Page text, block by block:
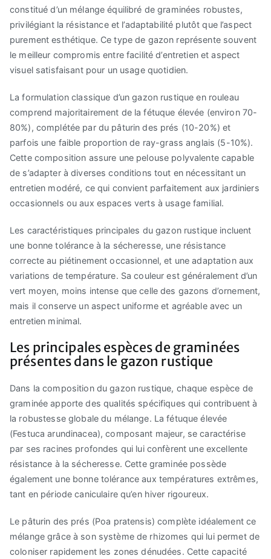
constitué d’un mélange équilibré de graminées robustes,
privilégiant la résistance et l’adaptabilité plutôt que l’aspect
purement esthétique. Ce type de gazon représente souvent
le meilleur compromis entre facilité d’entretien et aspect
visuel satisfaisant pour un usage quotidien.
La formulation classique d’un gazon rustique en rouleau
comprend majoritairement de la fétuque élevée (environ 70-
80%), complétée par du pâturin des prés (10-20%) et
parfois une faible proportion de ray-grass anglais (5-10%).
Cette composition assure une pelouse polyvalente capable
de s’adapter à diverses conditions tout en nécessitant un
entretien modéré, ce qui convient parfaitement aux jardiniers
occasionnels ou aux espaces verts à usage familial.
Les caractéristiques principales du gazon rustique incluent
une bonne tolérance à la sécheresse, une résistance
correcte au piétinement occasionnel, et une adaptation aux
variations de température. Sa couleur est généralement d’un
vert moyen, moins intense que celle des gazons d’ornement,
mais il conserve un aspect uniforme et agréable avec un
entretien minimal.
Les principales espèces de graminées
présentes dans le gazon rustique
Dans la composition du gazon rustique, chaque espèce de
graminée apporte des qualités spécifiques qui contribuent à
la robustesse globale du mélange. La fétuque élevée
(Festuca arundinacea), composant majeur, se caractérise
par ses racines profondes qui lui confèrent une excellente
résistance à la sécheresse. Cette graminée possède
également une bonne tolérance aux températures extrêmes,
tant en période caniculaire qu’en hiver rigoureux.
Le pâturin des prés (Poa pratensis) complète idéalement ce
mélange grâce à son système de rhizomes qui lui permet de
coloniser rapidement les zones dénudées. Cette capacité